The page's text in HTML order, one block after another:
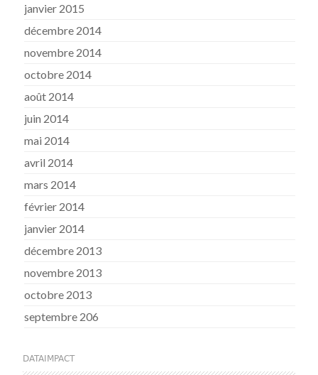
janvier 2015
décembre 2014
novembre 2014
octobre 2014
août 2014
juin 2014
mai 2014
avril 2014
mars 2014
février 2014
janvier 2014
décembre 2013
novembre 2013
octobre 2013
septembre 206
DATAIMPACT